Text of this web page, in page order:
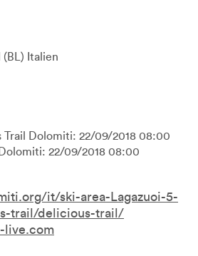
BL Italien
Trail Dolomiti: 22/09/2018 08:00
22/09/2018 08:00
it/ski-area-Lagazuoi-5-
trail/delicious-trail/
live.com